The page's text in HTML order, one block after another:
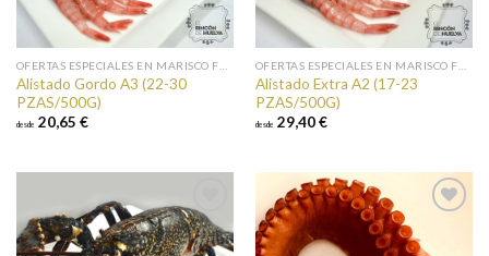
Alistado Gordo A3 (22-30
PZAS/500G)
desde 20,65 €
Alistado Extra A2 (17-23
PZAS/500G)
desde 29,40 €
Añadir a
favoritos
Añadir a
favoritos